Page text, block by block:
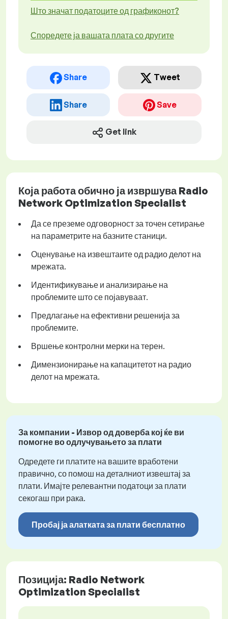
Што значат податоците од графиконот?
Споредете ја вашата плата со другите
Share Tweet
Share Save
Get link
Која работа обично ја извршува Radio
Network Optimization Specialist
Да се преземе одговорност за точен сетирање
на параметрите на базните станици.
Оценување на извештаите од радио делот на
мрежата.
Идентификување и анализирање на
проблемите што се појавуваат.
Предлагање на ефективни решенија за
проблемите.
Вршење контролни мерки на терен.
Димензионирање на капацитетот на радио
делот на мрежата.
За компании - Извор од доверба кој ќе ви
помогне во одлучувањето за плати
Одредете ги платите на вашите вработени
правично, со помош на деталниот извештај за
плати. Имајте релевантни податоци за плати
секогаш при рака.
Пробај ја алатката за плати бесплатно
Позиција: Radio Network
Optimization Specialist